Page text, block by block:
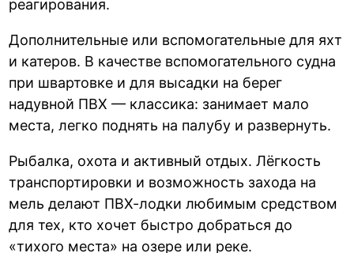
реагирования.
Дополнительные или вспомогательные для яхт
и катеров. В качестве вспомогательного судна
при швартовке и для высадки на берег
надувной ПВХ — классика: занимает мало
места, легко поднять на палубу и развернуть.
Рыбалка, охота и активный отдых. Лёгкость
транспортировки и возможность захода на
мель делают ПВХ-лодки любимым средством
для тех, кто хочет быстро добраться до
«тихого места» на озере или реке.